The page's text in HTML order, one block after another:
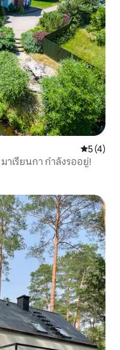
คะแนนเฉ
5 (4)
าเรียนกา กำลังรออยู่!